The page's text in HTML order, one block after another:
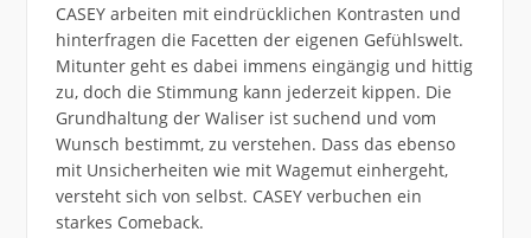
CASEY arbeiten mit eindrücklichen Kontrasten und
hinterfragen die Facetten der eigenen Gefühlswelt.
Mitunter geht es dabei immens eingängig und hittig
zu, doch die Stimmung kann jederzeit kippen. Die
Grundhaltung der Waliser ist suchend und vom
Wunsch bestimmt, zu verstehen. Dass das ebenso
mit Unsicherheiten wie mit Wagemut einhergeht,
versteht sich von selbst. CASEY verbuchen ein
starkes Comeback.